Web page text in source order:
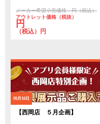
メーカー希望小売価格 円（税込）
アウトレット価格（税抜）
円
（税込）円
05月16日
【西岡店 ５月企画】